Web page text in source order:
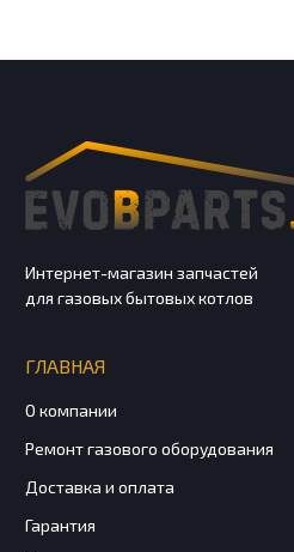
Интернет-магазин запчастей
для газовых бытовых котлов
ГЛАВНАЯ
О компании
Ремонт газового оборудования
Доставка и оплата
Гарантия